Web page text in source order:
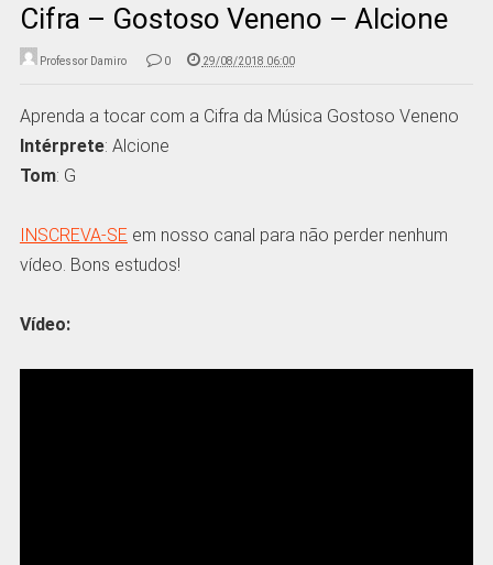
Cifra – Gostoso Veneno – Alcione
Professor Damiro 0 29/08/2018 06:00
Aprenda a tocar com a Cifra da Música Gostoso Veneno
Intérprete: Alcione
Tom: G
INSCREVA-SE em nosso canal para não perder nenhum
vídeo. Bons estudos!
Vídeo: